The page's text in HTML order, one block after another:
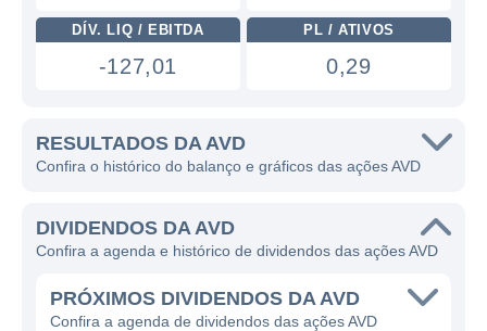
DÍV. LIQ / EBITDA
-127,01
PL / ATIVOS
0,29
RESULTADOS DA AVD
Confira o histórico do balanço e gráficos das ações AVD
DIVIDENDOS DA AVD
Confira a agenda e histórico de dividendos das ações AVD
PRÓXIMOS DIVIDENDOS DA AVD
Confira a agenda de dividendos das ações AVD